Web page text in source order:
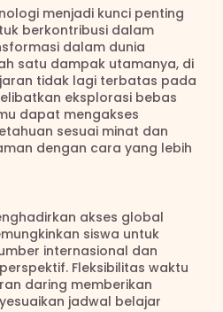
menjadi kunci penting
berkontribusi dalam
dalam dunia
satu dampak utamanya, di
tidak lagi terbatas pada
eksplorasi bebas
dapat mengakses
sesuai minat dan
dengan cara yang lebih
akses global
siswa untuk
internasional dan
Fleksibilitas waktu
daring memberikan
jadwal belajar